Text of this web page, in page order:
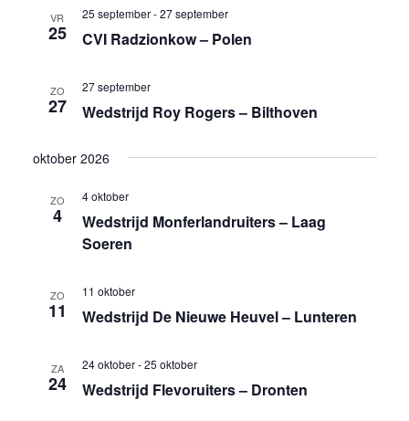
VR
25 CVI Radzionkow – Polen
25 september-27 september
ZO
27 Wedstrijd Roy Rogers – Bilthoven
27 september
oktober 2026
ZO
4
Wedstrijd Monferlandruiters – Laag
Soeren
4 oktober
ZO
11 Wedstrijd De Nieuwe Heuvel – Lunteren
11 oktober
ZA
24 Wedstrijd Flevoruiters – Dronten
24 oktober-25 oktober